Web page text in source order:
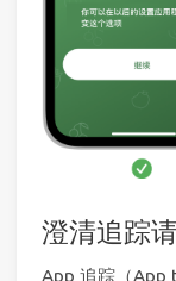
澄清追踪
App 追踪（App